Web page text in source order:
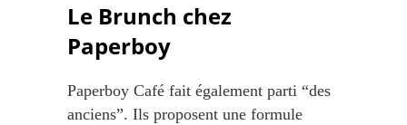
Le Brunch chez
Paperboy
Paperboy Café fait également parti “des
anciens”. Ils proposent une formule